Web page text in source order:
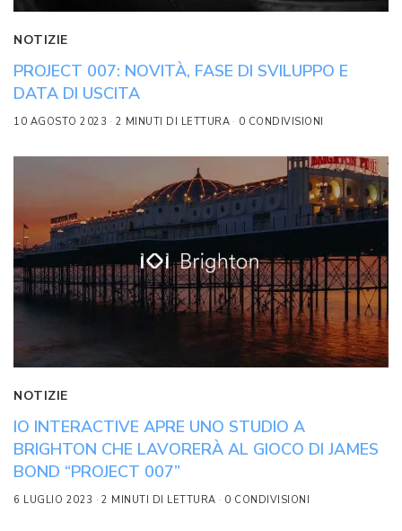
NOTIZIE
PROJECT 007: NOVITÀ, FASE DI SVILUPPO E
DATA DI USCITA
10 AGOSTO 2023 2 MINUTI DI LETTURA 0 CONDIVISIONI
NOTIZIE
IO INTERACTIVE APRE UNO STUDIO A
BRIGHTON CHE LAVORERÀ AL GIOCO DI JAMES
BOND “PROJECT 007”
6 LUGLIO 2023 2 MINUTI DI LETTURA 0 CONDIVISIONI